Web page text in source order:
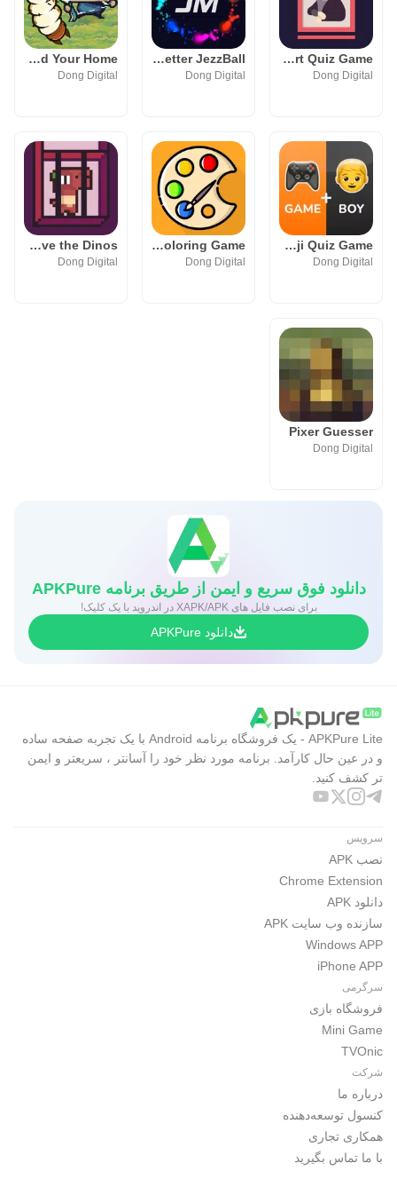
Art Academy: Fun Art Quiz Game
Dong Digital
Jezz Mania: Better JezzBall
Dong Digital
Larva Attack: Defend Your Home
Dong Digital
Emoji Mania: Emoji Quiz Game
Dong Digital
Color Mania: Fun Coloring Game
Dong Digital
Sorting Puzzle: Save the Dinos
Dong Digital
Pixer Guesser
Dong Digital
دانلود فوق سریع و ایمن از طریق برنامه APKPure
برای نصب فایل های XAPK/APK در اندروید با یک کلیک!
دانلود APKPure
APKPure Lite - یک فروشگاه برنامه Android با یک تجربه صفحه ساده
و در عین حال کارآمد. برنامه مورد نظر خود را آسانتر ، سریعتر و ایمن
تر کشف کنید.
سرویس
نصب APK
Chrome Extension
دانلود APK
سازنده وب سایت APK
Windows APP
iPhone APP
سرگرمی
فروشگاه بازی
Mini Game
TVOnic
شرکت
درباره ما
کنسول توسعه‌دهنده
همکاری تجاری
با ما تماس بگیرید